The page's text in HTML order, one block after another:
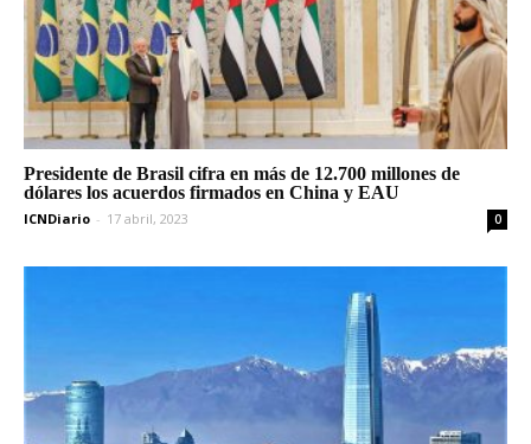
Presidente de Brasil cifra en más de 12.700 millones de
dólares los acuerdos firmados en China y EAU
ICNDiario - 17 abril, 2023 0